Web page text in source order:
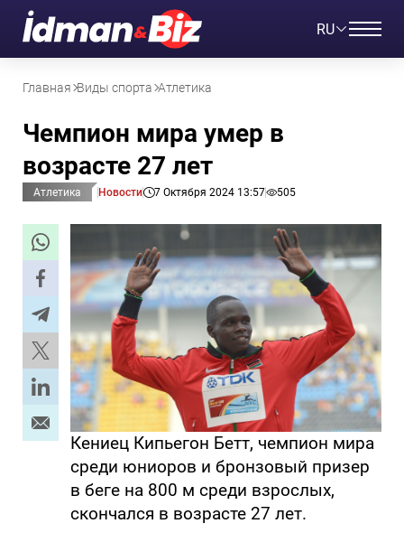
RU
Главная Виды спорта Атлетика
Чемпион мира умер в
возрасте 27 лет
Атлетика Новости 7 Октября 2024 13:57 505
Кениец Кипьегон Бетт, чемпион мира
среди юниоров и бронзовый призер
в беге на 800 м среди взрослых,
скончался в возрасте 27 лет.